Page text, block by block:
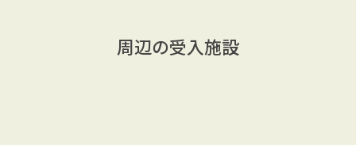
周辺の受入施設